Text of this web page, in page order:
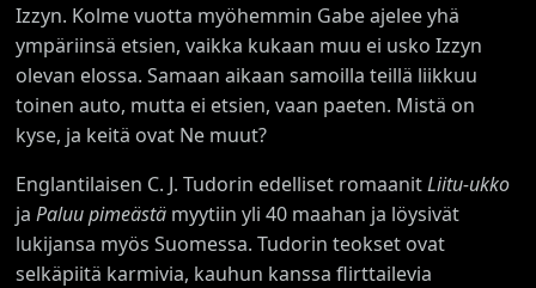
Izzyn. Kolme vuotta myöhemmin Gabe ajelee yhä
ympäriinsä etsien, vaikka kukaan muu ei usko Izzyn
olevan elossa. Samaan aikaan samoilla teillä liikkuu
toinen auto, mutta ei etsien, vaan paeten. Mistä on
kyse, ja keitä ovat Ne muut?
Englantilaisen C. J. Tudorin edelliset romaanitLiitu-ukko
jaPaluu pimeästä myytiin yli 40 maahan ja löysivät
lukijansa myös Suomessa. Tudorin teokset ovat
selkäpiitä karmivia, kauhun kanssa flirttailevia